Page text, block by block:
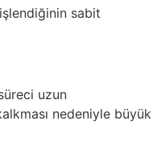
sabit
uzun
nedeniyle büyük